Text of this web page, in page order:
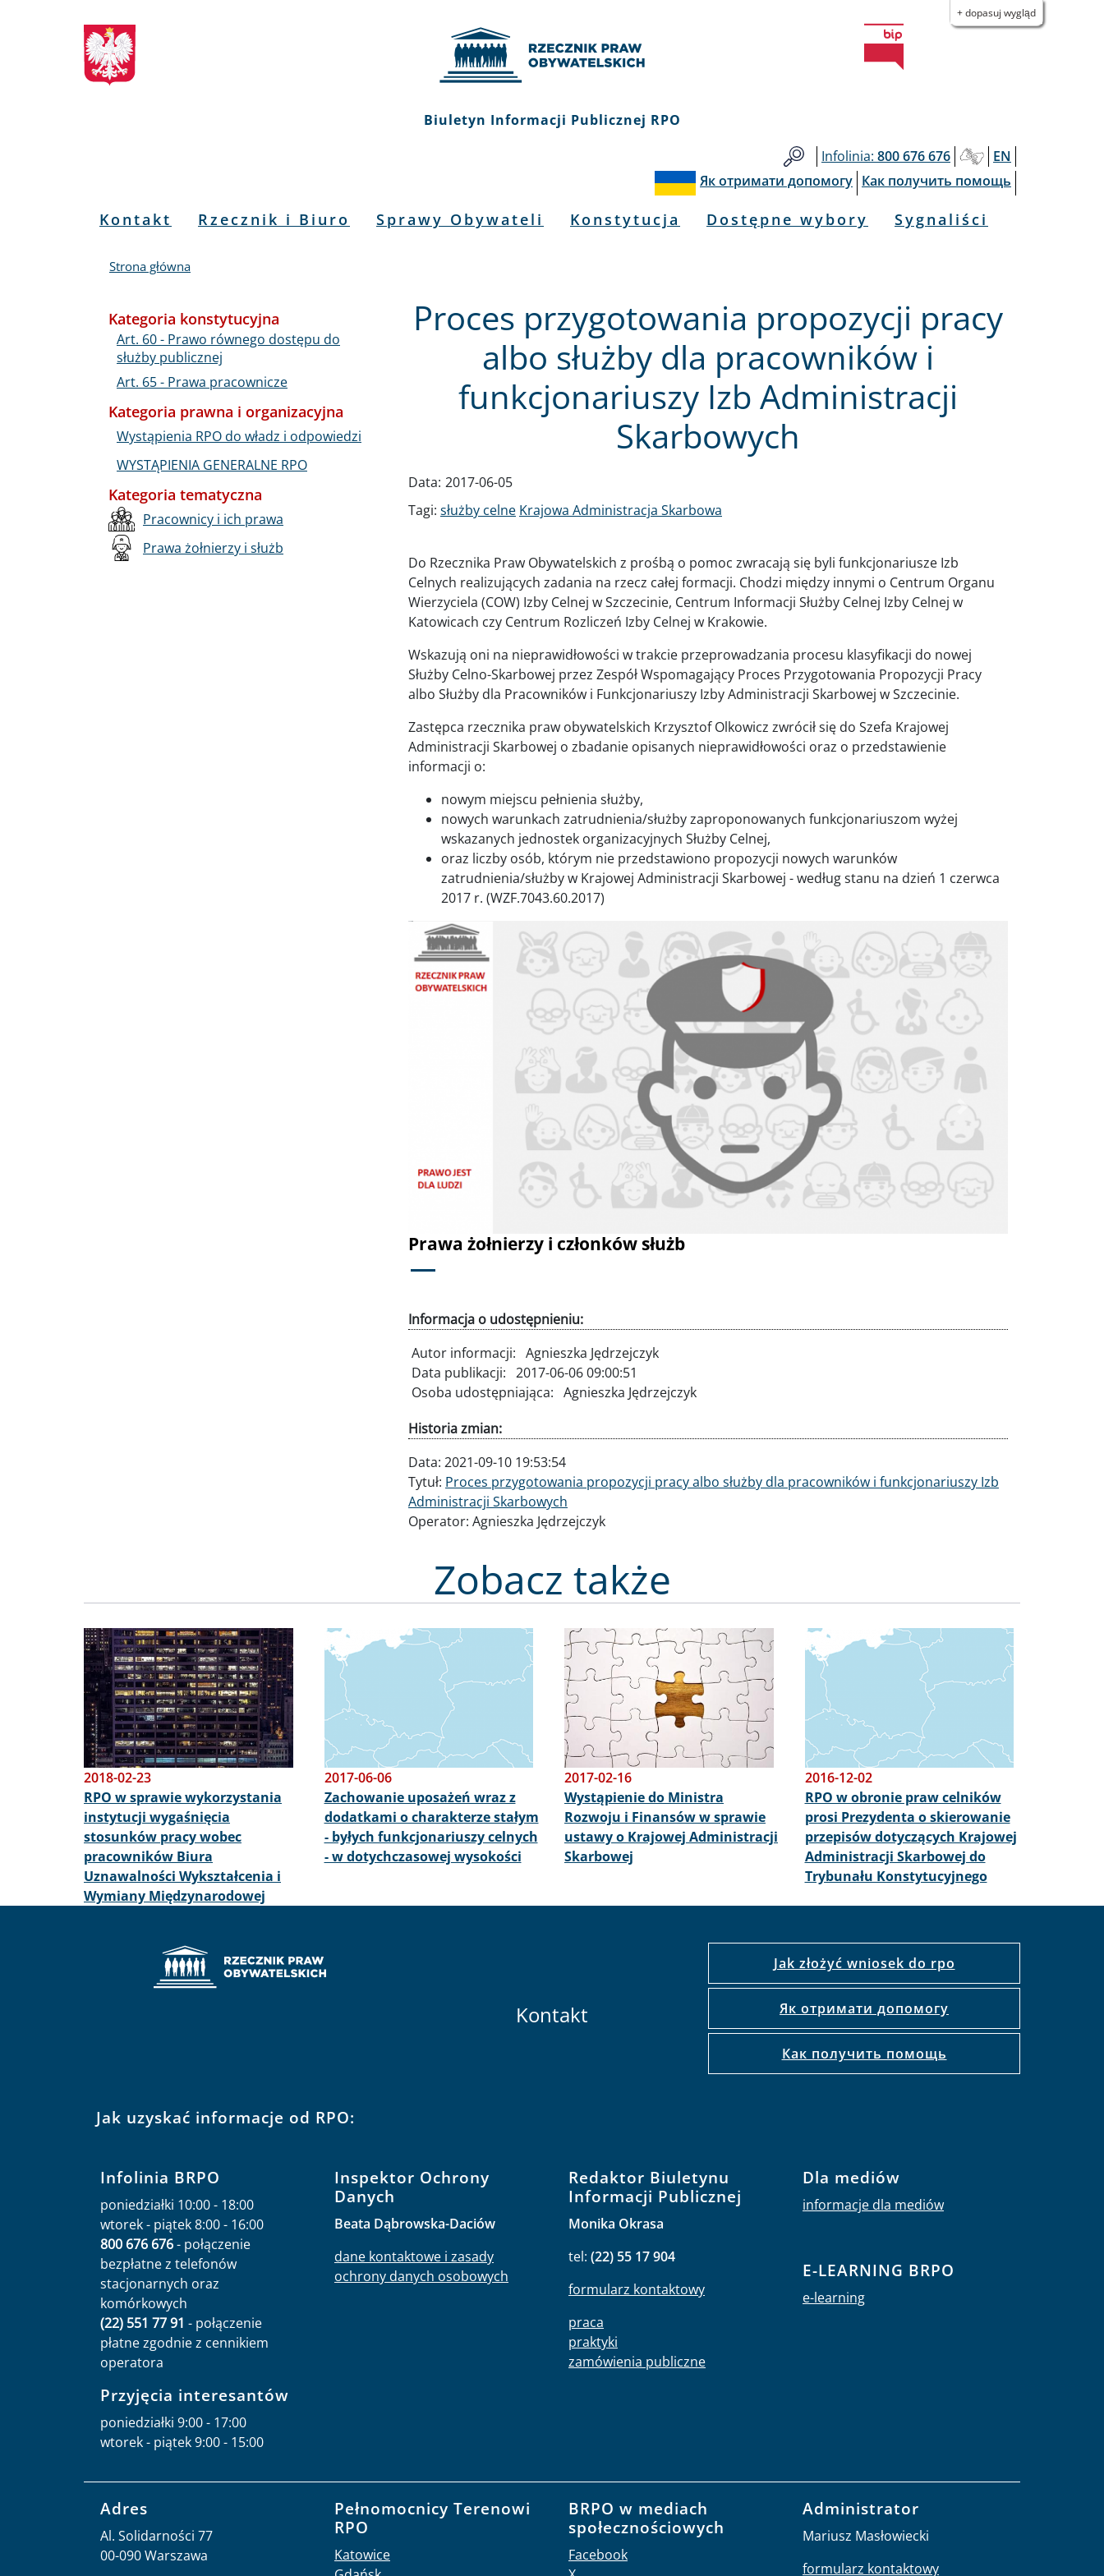
Biuletyn
Informacji
Publicznej
+ dopasuj wygląd
Biuletyn Informacji Publicznej RPO
Infolinia: 800 676 676
EN
Як отримати допомогу Как получить помощь
Menu
Kontakt Rzecznik i Biuro Sprawy Obywateli Konstytucja Dostępne wybory Sygnaliści
Strona główna
Proces przygotowania propozycji pracy
albo służby dla pracowników i
funkcjonariuszy Izb Administracji
Skarbowych
Data: 2017-06-05
Tagi: służby celne Krajowa Administracja Skarbowa
Do Rzecznika Praw Obywatelskich z prośbą o pomoc zwracają się byli funkcjonariusze Izb
Celnych realizujących zadania na rzecz całej formacji. Chodzi między innymi o Centrum Organu
Wierzyciela (COW) Izby Celnej w Szczecinie, Centrum Informacji Służby Celnej Izby Celnej w
Katowicach czy Centrum Rozliczeń Izby Celnej w Krakowie.
Wskazują oni na nieprawidłowości w trakcie przeprowadzania procesu klasyfikacji do nowej
Służby Celno-Skarbowej przez Zespół Wspomagający Proces Przygotowania Propozycji Pracy
albo Służby dla Pracowników i Funkcjonariuszy Izby Administracji Skarbowej w Szczecinie.
Zastępca rzecznika praw obywatelskich Krzysztof Olkowicz zwrócił się do Szefa Krajowej
Administracji Skarbowej o zbadanie opisanych nieprawidłowości oraz o przedstawienie
informacji o:
nowym miejscu pełnienia służby,
nowych warunkach zatrudnienia/służby zaproponowanych funkcjonariuszom wyżej
wskazanych jednostek organizacyjnych Służby Celnej,
oraz liczby osób, którym nie przedstawiono propozycji nowych warunków
zatrudnienia/służby w Krajowej Administracji Skarbowej - według stanu na dzień 1 czerwca
2017 r. (WZF.7043.60.2017)
Prawa żołnierzy i członków służb
Dalej
Informacja o udostępnieniu:
Autor informacji: Agnieszka Jędrzejczyk
Data publikacji: 2017-06-06 09:00:51
Osoba udostępniająca: Agnieszka Jędrzejczyk
Historia zmian:
Data: 2021-09-10 19:53:54
Tytuł: Proces przygotowania propozycji pracy albo służby dla pracowników i funkcjonariuszy Izb
Administracji Skarbowych
Operator: Agnieszka Jędrzejczyk
Kategoria konstytucyjna
Art. 60 - Prawo równego dostępu do
służby publicznej
Art. 65 - Prawa pracownicze
Kategoria prawna i organizacyjna
Wystąpienia RPO do władz i odpowiedzi
WYSTĄPIENIA GENERALNE RPO
Kategoria tematyczna
Pracownicy i ich prawa
Prawa żołnierzy i służb
Zobacz także
Obraz
2018-02-23
RPO w sprawie wykorzystania
instytucji wygaśnięcia
stosunków pracy wobec
pracowników Biura
Uznawalności Wykształcenia i
Wymiany Międzynarodowej
Obraz
2017-06-06
Zachowanie uposażeń wraz z
dodatkami o charakterze stałym
- byłych funkcjonariuszy celnych
- w dotychczasowej wysokości
Obraz
2017-02-16
Wystąpienie do Ministra
Rozwoju i Finansów w sprawie
ustawy o Krajowej Administracji
Skarbowej
Obraz
2016-12-02
RPO w obronie praw celników
prosi Prezydenta o skierowanie
przepisów dotyczących Krajowej
Administracji Skarbowej do
Trybunału Konstytucyjnego
Kontakt
Jak złożyć wniosek do rpo
Як отримати допомогу
Как получить помощь
Jak uzyskać informacje od RPO:
Infolinia BRPO
poniedziałki 10:00 - 18:00
wtorek - piątek 8:00 - 16:00
800 676 676- połączenie
bezpłatne z telefonów
stacjonarnych oraz
komórkowych
(22) 551 77 91 - połączenie
płatne zgodnie z cennikiem
operatora
Przyjęcia interesantów
poniedziałki 9:00 - 17:00
wtorek - piątek 9:00 - 15:00
Inspektor Ochrony
Danych
Beata Dąbrowska-Daciów
dane kontaktowe i zasady
ochrony danych osobowych
Redaktor Biuletynu
Informacji Publicznej
Monika Okrasa
tel: (22) 55 17 904
formularz kontaktowy
praca
praktyki
zamówienia publiczne
Dla mediów
informacje dla mediów
E-LEARNING BRPO
e-learning
Adres
Al. Solidarności 77
00-090 Warszawa
Pełnomocnicy Terenowi
RPO
Katowice
BRPO w mediach
społecznościowych
Facebook
Administrator
Mariusz Masłowiecki
formularz kontaktowy